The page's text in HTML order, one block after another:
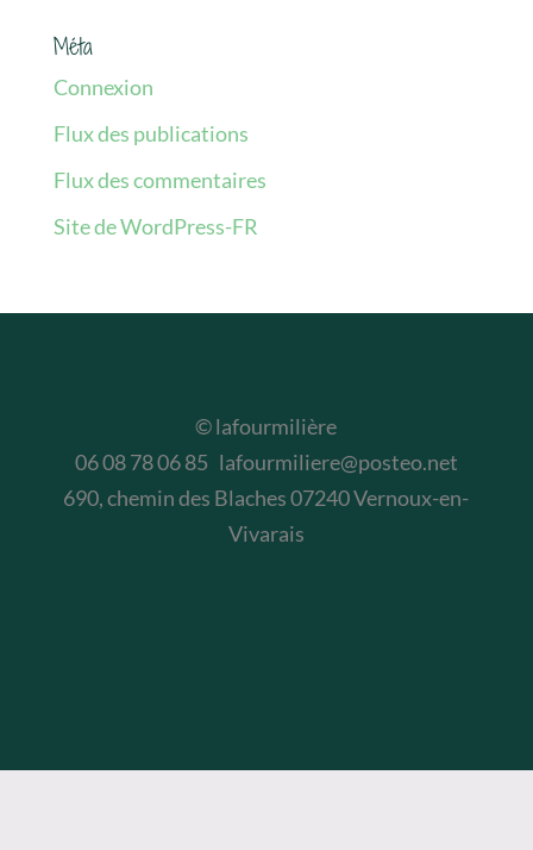
Méta
Connexion
Flux des publications
Flux des commentaires
Site de WordPress-FR
© lafourmilière
06 08 78 06 85 lafourmiliere@posteo.net
690, chemin des Blaches 07240 Vernoux-en-
Vivarais